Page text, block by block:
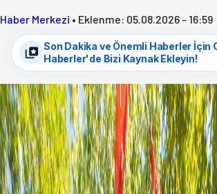
Haber Merkezi • Eklenme: 05.08.2026 - 16:59
Son Dakika ve Önemli Haberler İçin
Haberler'de Bizi Kaynak Ekleyin!